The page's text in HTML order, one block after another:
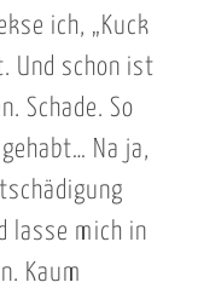
ich, „Kuck
Und schon ist
Schade. So
Na ja,
lasse mich in
Kaum